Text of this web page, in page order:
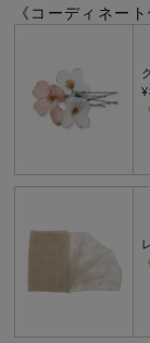
《コーディネー